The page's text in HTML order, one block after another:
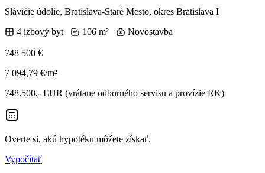
Slávičie údolie, Bratislava-Staré Mesto, okres Bratislava I
4 izbový byt
106 m² Novostavba
748 500 €
7 094,79 €/m²
748.500,- EUR (vrátane odborného servisu a provízie RK)
Overte si, akú hypotéku môžete získať.
Vypočítať